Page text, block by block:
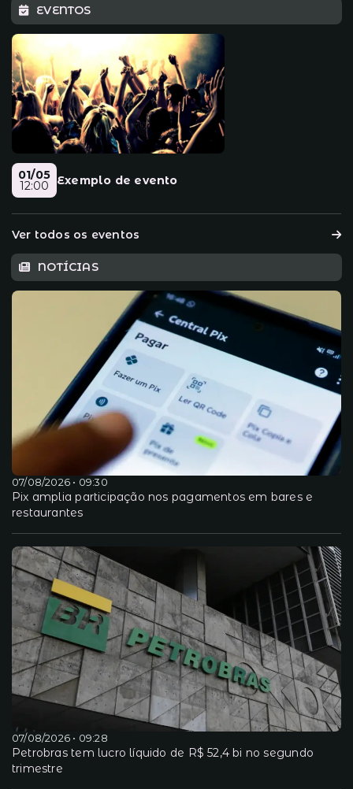
EVENTOS
01/05
12:00 Exemplo de evento
Ver todos os eventos
NOTÍCIAS
07/08/2026 • 09:30
Pix amplia participação nos pagamentos em bares e
restaurantes
07/08/2026 • 09:28
Petrobras tem lucro líquido de R$ 52,4 bi no segundo
trimestre